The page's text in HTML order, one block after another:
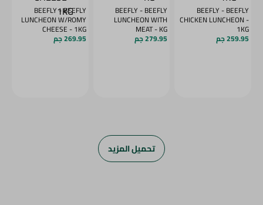
BEEFLY - BEEFLY
CHICKEN LUNCHEON -
1KG
259.95 جم
BEEFLY - BEEFLY
LUNCHEON WITH
MEAT - KG
279.95 جم
BEEFLY - BEEFLY
LUNCHEON W/ROMY
CHEESE - 1KG
269.95 جم
تحميل المزيد